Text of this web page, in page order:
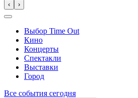
‹ ›
Выбор Time Out
Кино
Концерты
Спектакли
Выставки
Город
Все события сегодня